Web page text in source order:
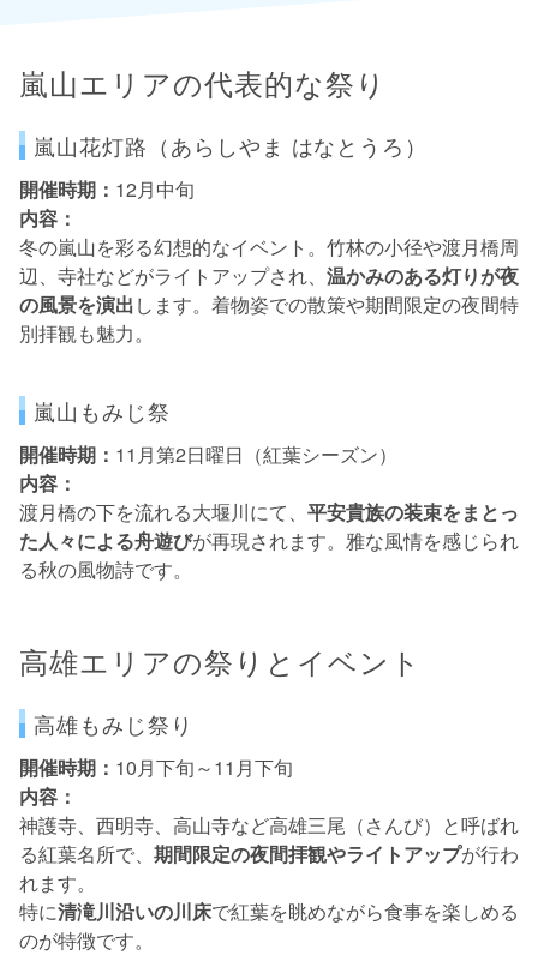
嵐山エリアの代表的な祭り
嵐山花灯路（あらしやま はなとうろ）
開催時期： 12月中旬
内容：
冬の嵐山を彩る幻想的なイベント。竹林の小径や渡月橋周
辺、寺社などがライトアップされ、 温かみのある灯りが夜
の風景を演出します。着物姿での散策や期間限定の夜間特
別拝観も魅力。
嵐山もみじ祭
開催時期： 11月第2日曜日（紅葉シーズン）
内容：
渡月橋の下を流れる大堰川にて、 平安貴族の装束をまとっ
た人々による舟遊びが再現されます。雅な風情を感じられ
る秋の風物詩です。
高雄エリアの祭りとイベント
高雄もみじ祭り
開催時期： 10月下旬～11月下旬
内容：
神護寺、西明寺、高山寺など高雄三尾（さんび）と呼ばれ
る紅葉名所で、 期間限定の夜間拝観やライトアップが行わ
れます。
特に清滝川沿いの川床で紅葉を眺めながら食事を楽しめる
のが特徴です。